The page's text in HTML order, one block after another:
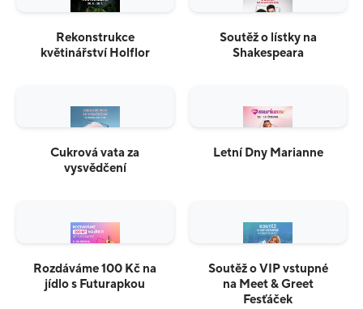
Rekonstrukce
květinářství Holflor
Soutěž o lístky na
Shakespeara
Cukrová vata za
vysvědčení
Letní Dny Marianne
Rozdáváme 100 Kč na
jídlo s Futurapkou
Soutěž o VIP vstupné
na Meet & Greet
Fesťáček